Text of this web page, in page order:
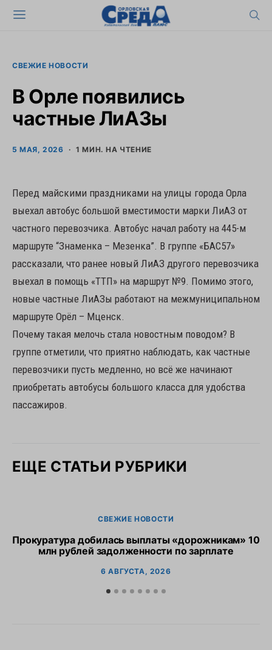
СВЕЖИЕ НОВОСТИ
В Орле появились
частные ЛиАЗы
5 МАЯ, 2026 1 МИН. НА ЧТЕНИЕ
Перед майскими праздниками на улицы города Орла
выехал автобус большой вместимости марки ЛиАЗ от
частного перевозчика. Автобус начал работу на 445-м
маршруте “Знаменка – Мезенка”. В группе «БАС57»
рассказали, что ранее новый ЛиАЗ другого перевозчика
выехал в помощь «ТТП» на маршрут №9. Помимо этого,
новые частные ЛиАЗы работают на межмуниципальном
маршруте Орёл – Мценск.
Почему такая мелочь стала новостным поводом? В
группе отметили, что приятно наблюдать, как частные
перевозчики пусть медленно, но всё же начинают
приобретать автобусы большого класса для удобства
пассажиров.
ЕЩЕ СТАТЬИ РУБРИКИ
СВЕЖИЕ НОВОСТИ
Прокуратура добилась выплаты «дорожникам» 10
млн рублей задолженности по зарплате
6 АВГУСТА, 2026